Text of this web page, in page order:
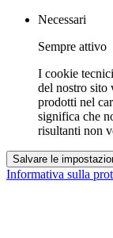
Necessari
Sempre attivo
I cookie
del nostro sito
prodotti nel
significa che
risultanti non
Salvare le
Informativa sulla